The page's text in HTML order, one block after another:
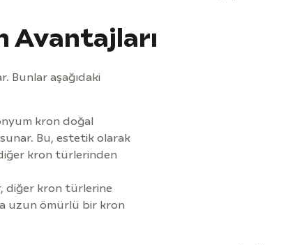
Avantajları
Bunlar aşağıdaki
kron doğal
Bu, estetik olarak
kron türlerinden
diğer kron türlerine
uzun ömürlü bir kron